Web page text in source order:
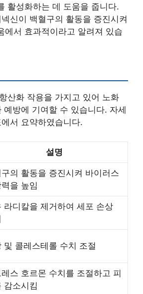
활성화하는 데 도움을 줍니다.
신이 백혈구의 활동을 증진시켜
에서 효과적이라고 알려져 있습
산화 작용을 가지고 있어 노화
예방에 기여할 수 있습니다. 자세
서 요약하였습니다.
설명
구의 활동을 증진시켜 바이러스
을 높임
라디칼을 제거하여 세포 손상
및 콜레스테롤 수치 조절
스 호르몬 수치를 조절하고 피
감소시킴